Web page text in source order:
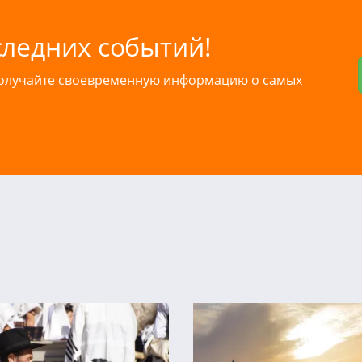
событий!
своевременную информацию о самых